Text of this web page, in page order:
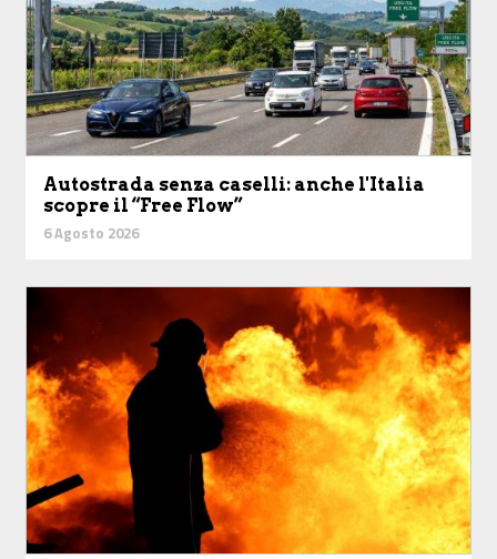
Autostrada senza caselli: anche l'Italia
scopre il “Free Flow”
6 Agosto 2026